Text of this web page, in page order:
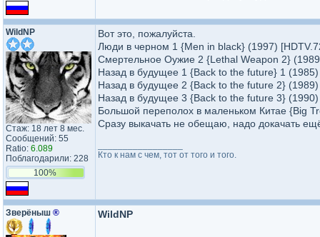
WildNP
Стаж: 18 лет 8 мес.
Сообщений: 55
Ratio: 6.089
Поблагодарили: 228
100%
Вот это, пожалуйста.
Люди в черном 1 {Men in black} (1997)
Смертельное Оужие 2 {Lethal Weapon 2}
Назад в будущее 1 {Back to the future} 1
Назад в будущее 2 {Back to the future 2}
Назад в будущее 3 {Back to the future 3}
Большой переполох в маленьком Китае {Big
Сразу выкачать не обещаю, надо докачать
Кто к нам с чем, тот от того и того.
Зверёныш ® WildNP